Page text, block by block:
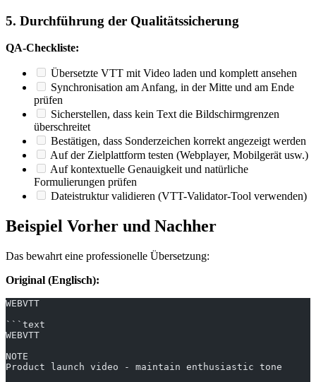
5. Durchführung der Qualitätssicherung
QA-Checkliste:
Übersetzte VTT mit Video laden und komplett ansehen
Synchronisation am Anfang, in der Mitte und am Ende
prüfen
Sicherstellen, dass kein Text die Bildschirmgrenzen
überschreitet
Bestätigen, dass Sonderzeichen korrekt angezeigt werden
Auf der Zielplattform testen (Webplayer, Mobilgerät usw.)
Auf kontextuelle Genauigkeit und natürliche
Formulierungen prüfen
Dateistruktur validieren (VTT-Validator-Tool verwenden)
Beispiel Vorher und Nachher
Das bewahrt eine professionelle Übersetzung:
Original (Englisch):
WEBVTT
```text
WEBVTT
NOTE
Product launch video - maintain enthusiastic tone